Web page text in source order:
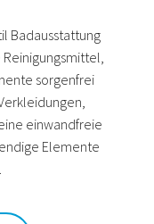
Badausstattung
sorgenfrei
einwandfreie
Elemente